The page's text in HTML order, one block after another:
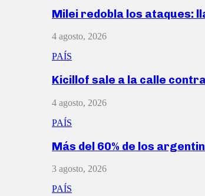
Milei redobla los ataques:
4 agosto, 2026
PAÍS
Kicillof sale a la calle
4 agosto, 2026
PAÍS
Más del 60% de los
3 agosto, 2026
PAÍS